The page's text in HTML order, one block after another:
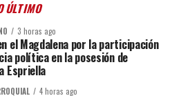
ÚLTIMO
3 horas ago
el Magdalena por la participación
política en la posesión de
Espriella
4 horas ago